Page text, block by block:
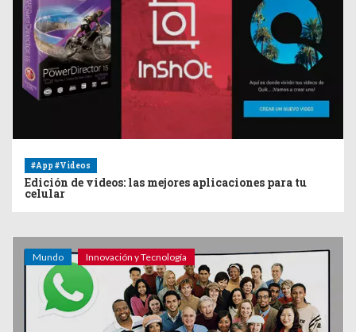
#App #Videos
Edición de videos: las mejores aplicaciones para tu
celular
Mundo Innovación y Tecnología